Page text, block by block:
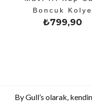
Boncuk Kolye
₺799,90
By Gull’s olarak,